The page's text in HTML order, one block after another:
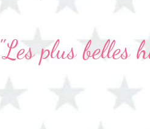
"Les plus belles